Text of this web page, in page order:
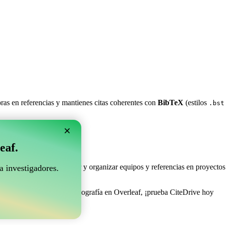
en referencias y mantienes citas coherentes con BibTeX (estilos .bst
Te permite coleccionar y organizar equipos y referencias en proyectos
fácil de gestionar tu bibliografía en Overleaf, ¡prueba CiteDrive hoy
×
investigadores.